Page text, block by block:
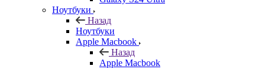
Ноутбуки
Назад
Ноутбуки
Apple Macbook
Назад
Apple Macbook